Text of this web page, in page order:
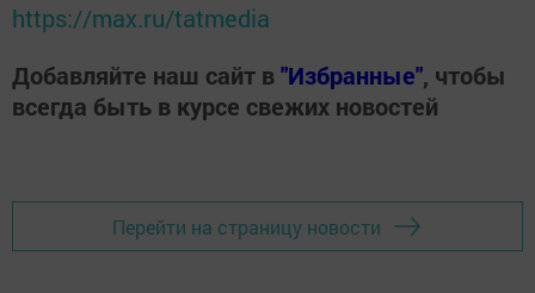
https://max.ru/tatmedia
Добавляйте наш сайт в"Избранные", чтобы
всегда быть в курсе свежих новостей
Перейти на страницу новости